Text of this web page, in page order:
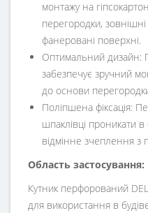
монтажу на
перегородки,
фанеровані поверхні.
Оптимальний дизайн:
забезпечує зручний
до основи
Поліпшена фіксація:
шпаклівці проникати
відмінне зчеплення з
Область застосування:
Кутник перфорований
для використання в